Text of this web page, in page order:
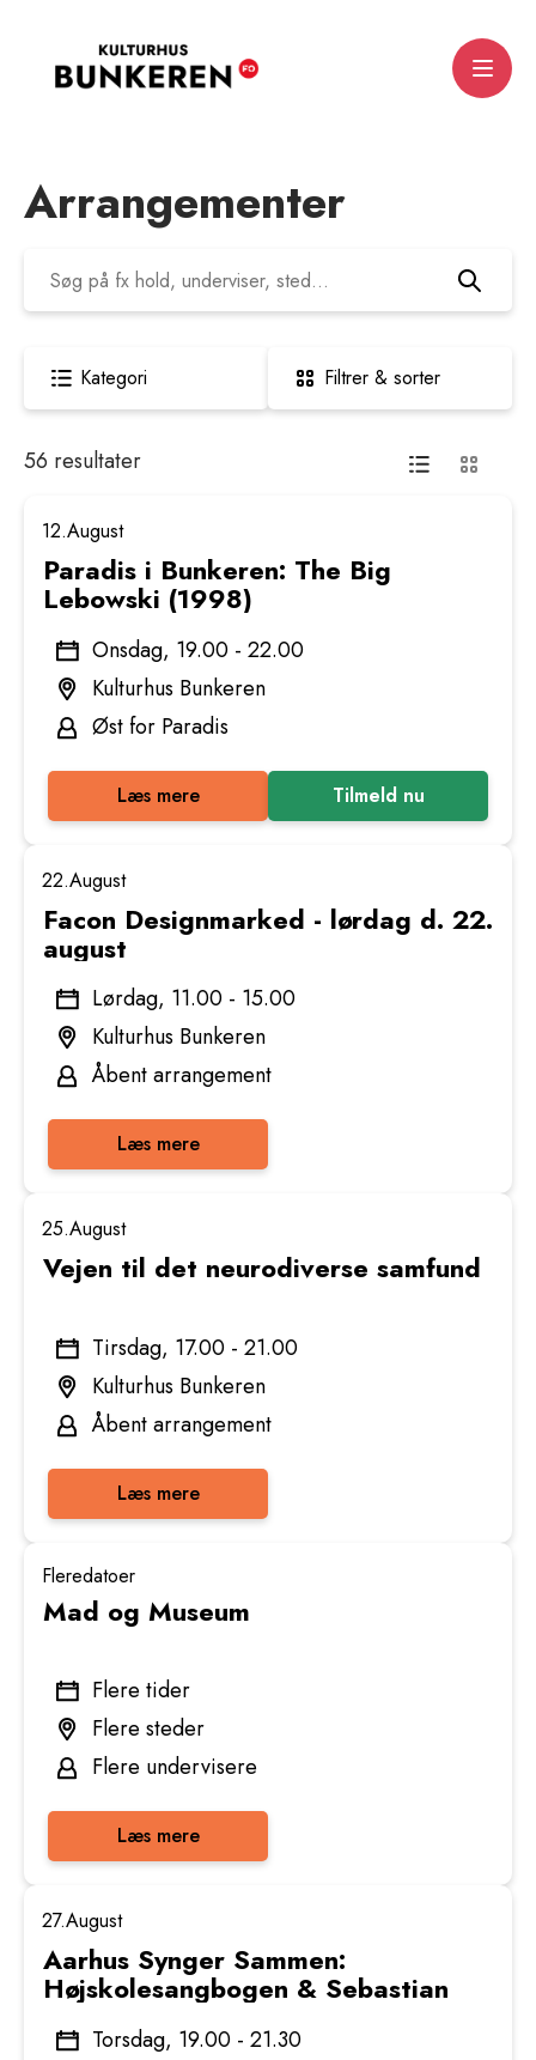
Menu
Arrangementer
Kategori Filtrer & sorter
56 resultater
12.August
Paradis i Bunkeren: The Big
Lebowski (1998)
Onsdag, 19.00 - 22.00
Kulturhus Bunkeren
Øst for Paradis
Læs mere Tilmeld nu
22.August
Facon Designmarked - lørdag d. 22.
august
Lørdag, 11.00 - 15.00
Kulturhus Bunkeren
Åbent arrangement
Læs mere
25.August
Vejen til det neurodiverse samfund
Tirsdag, 17.00 - 21.00
Kulturhus Bunkeren
Åbent arrangement
Læs mere
Fleredatoer
Mad og Museum
Flere tider
Flere steder
Flere undervisere
Læs mere
27.August
Aarhus Synger Sammen:
Højskolesangbogen & Sebastian
Torsdag, 19.00 - 21.30